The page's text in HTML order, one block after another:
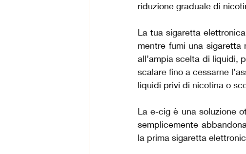
riduzione graduale di
La tua sigaretta
mentre fumi una sigaretta
all’ampia scelta di liquidi,
scalare fino a cessarne
liquidi privi di nicotina o
La e-cig è una soluzione
semplicemente
la prima sigaretta